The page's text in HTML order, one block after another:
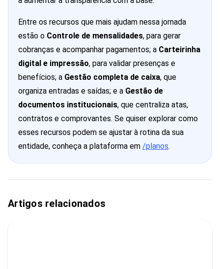
Entre os recursos que mais ajudam nessa jornada
estão o Controle de mensalidades, para gerar
cobranças e acompanhar pagamentos; a Carteirinha
digital e impressão, para validar presenças e
benefícios; a Gestão completa de caixa, que
organiza entradas e saídas; e a Gestão de
documentos institucionais, que centraliza atas,
contratos e comprovantes. Se quiser explorar como
esses recursos podem se ajustar à rotina da sua
entidade, conheça a plataforma em /planos.
Artigos relacionados